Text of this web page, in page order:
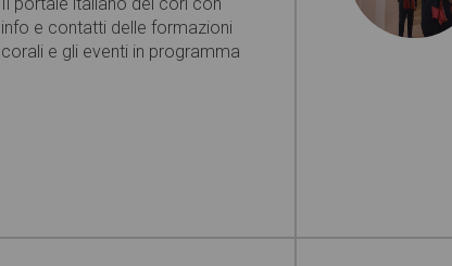
info e contatti delle formazioni
corali e gli eventi in programma